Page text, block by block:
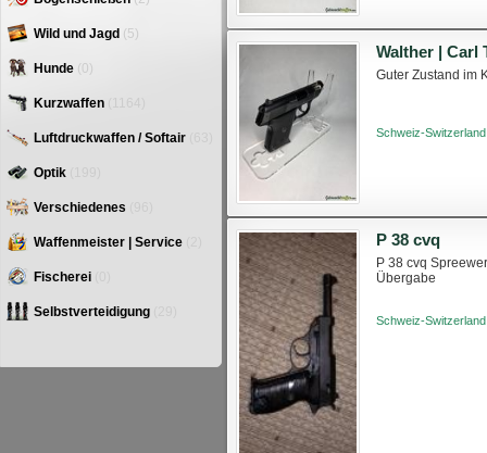
Walther | Carl
Guter Zustand im
Schweiz-
P 38 cvq
P 38 cvq
Übergabe
Schweiz-
Wild und Jagd (5)
Hunde (0)
Kurzwaffen
Luftdruckwaffen / Softair
Optik
Verschiedenes
Waffenmeister | Service
Fischerei
Selbstverteidigung